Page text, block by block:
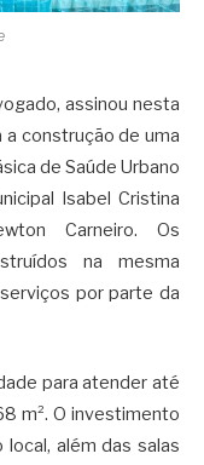
assinou nesta
construção de uma
de Saúde Urbano
Isabel Cristina
Carneiro. Os
na mesma
por parte da
para atender até
m². O investimento
além das salas